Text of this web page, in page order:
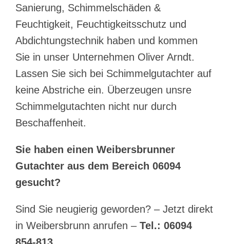
Sanierung, Schimmelschäden &
Feuchtigkeit, Feuchtigkeitsschutz und
Abdichtungstechnik haben und kommen
Sie in unser Unternehmen Oliver Arndt.
Lassen Sie sich bei Schimmelgutachter auf
keine Abstriche ein. Überzeugen unsre
Schimmelgutachten nicht nur durch
Beschaffenheit.
Sie haben einen Weibersbrunner
Gutachter aus dem Bereich 06094
gesucht?
Sind Sie neugierig geworden? – Jetzt direkt
in Weibersbrunn anrufen – Tel.: 06094